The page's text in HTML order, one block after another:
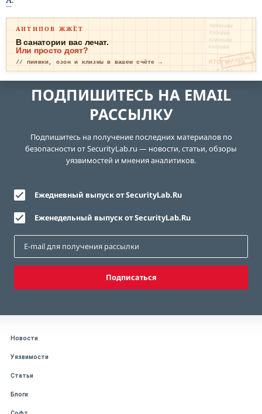
ПИЯВКИ₽₽
ОЗОН₽₽₽
КЛИЗМА₽₽
КАПЛИ₽₽
ИТОГО: ТР
ЕВОГА
ОПЛАЧЕНО
АНТИПОВ ЖЖЁТ
В санатории вас лечат.
Или просто доят?
// пиявки, озон и клизмы в вашем счёте →
ПОДПИШИТЕСЬ НА EMAIL
РАССЫЛКУ
Подпишитесь на получение последних материалов по
безопасности от SecurityLab.ru — новости, статьи, обзоры
уязвимостей и мнения аналитиков.
Ежедневный выпуск от SecurityLab.Ru
Еженедельный выпуск от SecurityLab.Ru
Подписаться
Новости
Уязвимости
Статьи
Блоги